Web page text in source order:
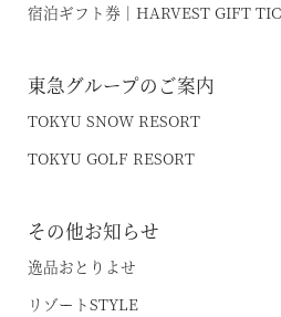
RESERVEシリーズ
東急ハーヴェストクラ
利用料金
宿泊制限 / 特定期間
ハーヴェストポイント
南紀田辺
VIALAシリーズ
VIALA鬼怒川渓翠
お電話でのご予
宿泊ギフト券｜HARVEST GIFT
東急グループのご案内
TOKYU SNOW RESORT
TOKYU GOLF RESORT
その他お知らせ
逸品おとりよせ
リゾートSTYLE